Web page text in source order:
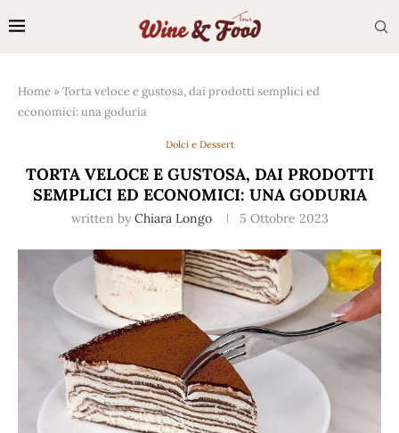
Home »Torta veloce e gustosa, dai prodotti semplici ed
economici: una goduria
Dolci e Dessert
TORTA VELOCE E GUSTOSA, DAI PRODOTTI
SEMPLICI ED ECONOMICI: UNA GODURIA
written by Chiara Longo 5 Ottobre 2023